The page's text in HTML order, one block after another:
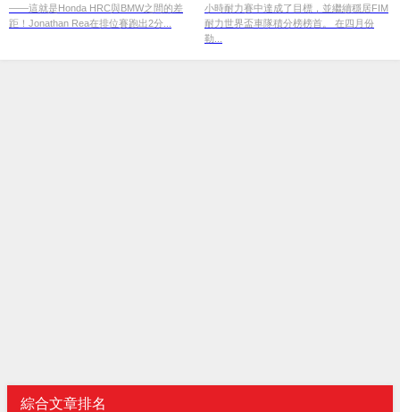
隊進入前五名
——這就是Honda HRC與BMW之間的差
距！Jonathan Rea在排位賽跑出2分...
小時耐力賽中達成了目標，並繼續穩居FIM
耐力世界盃車隊積分榜榜首。 在四月份
勒...
綜合文章排名